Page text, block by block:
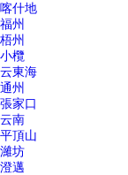
喀什地
福州
梧州
小欖
云東海
通州
張家口
云南
平頂山
濰坊
澄邁